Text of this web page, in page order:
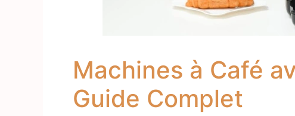
Machines à Café
Guide Complet